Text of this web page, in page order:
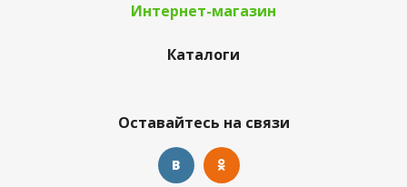
Интернет-магазин
Каталоги
Оставайтесь на связи